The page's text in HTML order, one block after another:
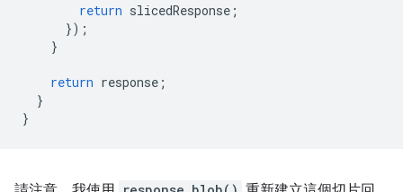
return slicedResponse ;
});
}
return response ;
}
}